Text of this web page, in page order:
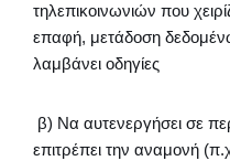
τηλεπικοινωνιών που
επαφή, μετάδοση
λαμβάνει οδηγίες
β) Να αυτενεργήσει σε
επιτρέπει την αναμονή